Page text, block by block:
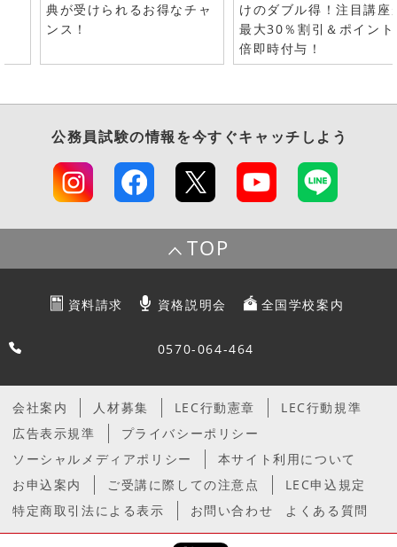
典が受けられるお得なチャ
ンス！
けのダブル得！注目講座
最大30％割引＆ポイン
倍即時付与！
公務員試験の情報を今すぐキャッチしよう
TOP
資料請求 資格説明会 全国学校案内
0570-064-464
会社案内 人材募集 LEC行動憲章
LEC行動規準
広告表示規準
プライバシーポリシー
ソーシャルメディアポリシー
本サイト利用について
お申込案内
ご受講に際しての注意点
LEC申込規定
特定商取引法による表示
お問い合わせ よくある質問